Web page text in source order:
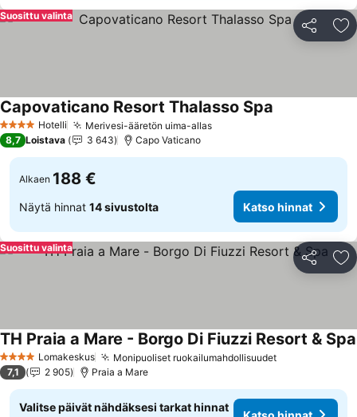
Jaa
Suosittu valinta
4 Tähtiluokitus
Hotelli Merivesi-ääretön uima-allas
Capovaticano Resort Thalasso Spa
8,7 Loistava 3 643 Capo Vaticano
Alkaen 188 €
Näytä hinnat 14 sivustolta Katso hinnat
Jaa
Suosittu valinta
4 TähtiluokitusLomakeskus Monipuoliset ruokailumahdollisuudet
TH Praia a Mare - Borgo Di Fiuzzi Resort & Spa
7,1 2 905 Praia a Mare
Valitse päivät nähdäksesi tarkat hinnat